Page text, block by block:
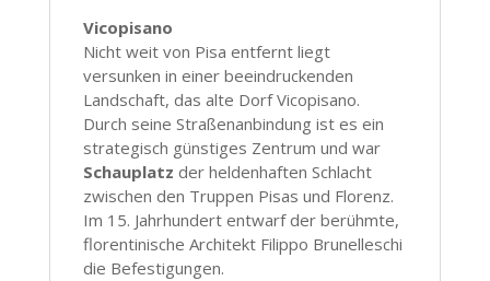
Vicopisano
Nicht weit von Pisa entfernt liegt
versunken in einer beeindruckenden
Landschaft, das alte Dorf Vicopisano.
Durch seine Straßenanbindung ist es ein
strategisch günstiges Zentrum und war
Schauplatz der heldenhaften Schlacht
zwischen den Truppen Pisas und Florenz.
Im 15. Jahrhundert entwarf der berühmte,
florentinische Architekt Filippo Brunelleschi
die Befestigungen.